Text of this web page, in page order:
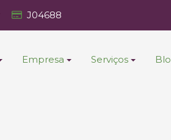
J04688
Empresa Serviços